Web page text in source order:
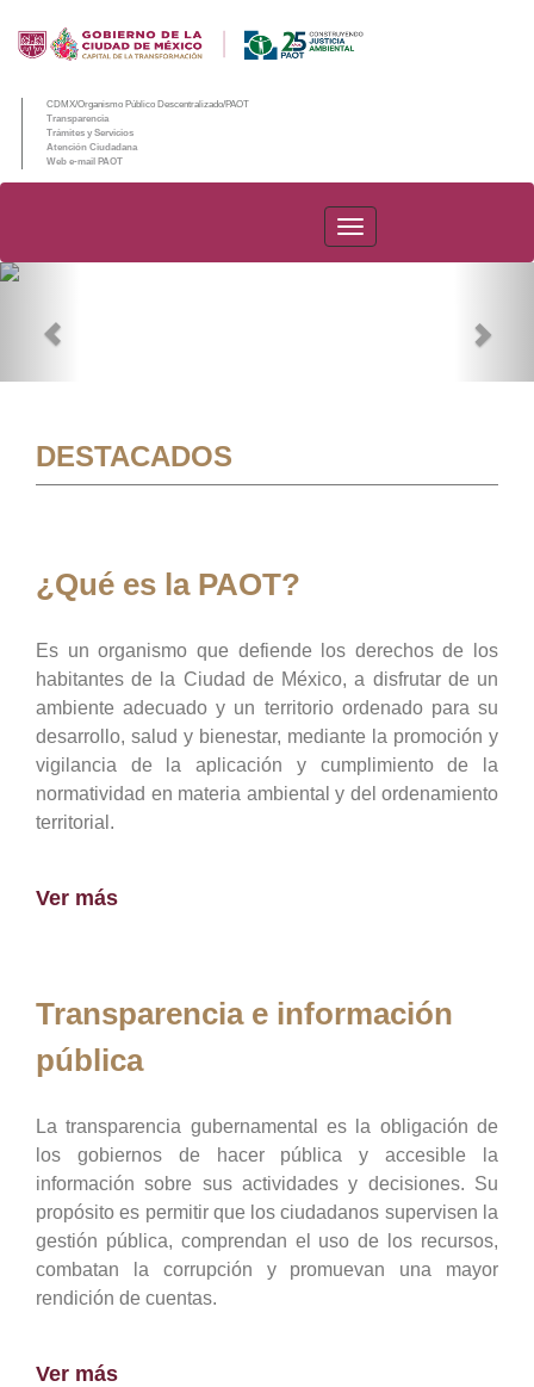
CDMX/Organismo Público Descentralizado/PAOT
Transparencia
Trámites y Servicios
Atención Ciudadana
Web e-mail PAOT
PAOT
DESTACADOS
¿Qué es la PAOT?
Es un organismo que defiende los derechos de los
habitantes de la Ciudad de México, a disfrutar de un
ambiente adecuado y un territorio ordenado para su
desarrollo, salud y bienestar, mediante la promoción y
vigilancia de la aplicación y cumplimiento de la
normatividad en materia ambiental y del ordenamiento
territorial.
Ver más
Transparencia e información
pública
La transparencia gubernamental es la obligación de
los gobiernos de hacer pública y accesible la
información sobre sus actividades y decisiones. Su
propósito es permitir que los ciudadanos supervisen la
gestión pública, comprendan el uso de los recursos,
combatan la corrupción y promuevan una mayor
rendición de cuentas.
Ver más